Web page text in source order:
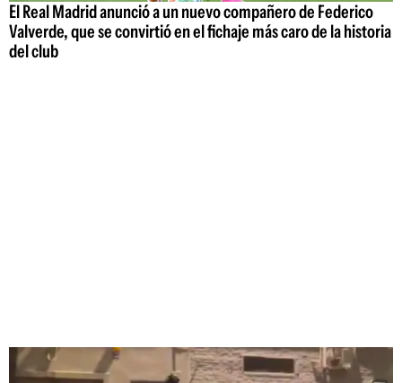
El Real Madrid anunció a un nuevo compañero de Federico
Valverde, que se convirtió en el fichaje más caro de la historia
del club